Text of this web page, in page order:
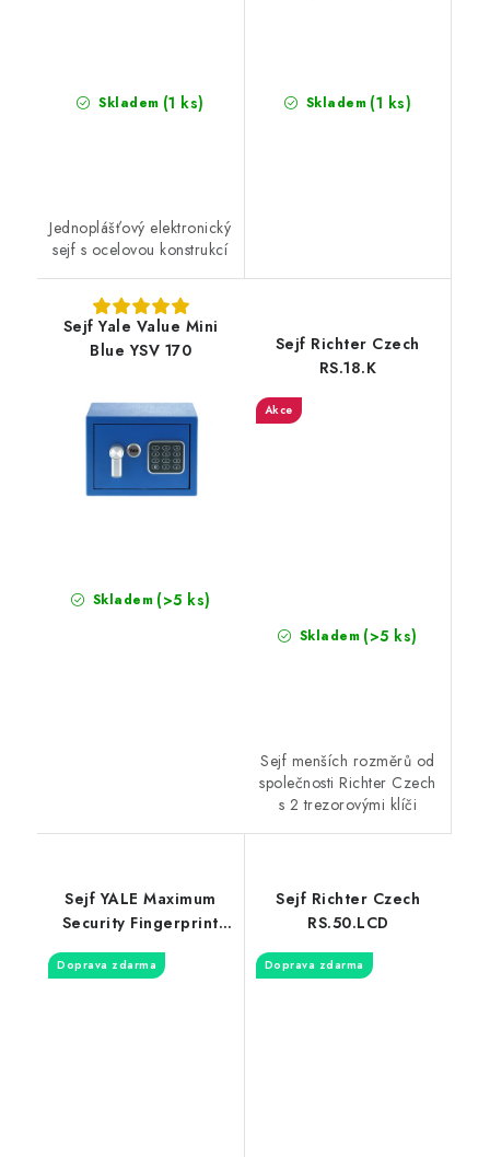
Skladem (1 ks)
Jednoplášťový elektronický
sejf s ocelovou konstrukcí
Skladem (1 ks)
Sejf Yale Value Mini
Blue YSV 170
Skladem (>5 ks)
Sejf Richter Czech
RS.18.K
Akce
Skladem (>5 ks)
Sejf menších rozměrů od
společnosti Richter Czech
s 2 trezorovými klíči
Sejf YALE Maximum
Security Fingerprint
YSFM/520/EG1
Doprava zdarma
Sejf Richter Czech
RS.50.LCD
Doprava zdarma